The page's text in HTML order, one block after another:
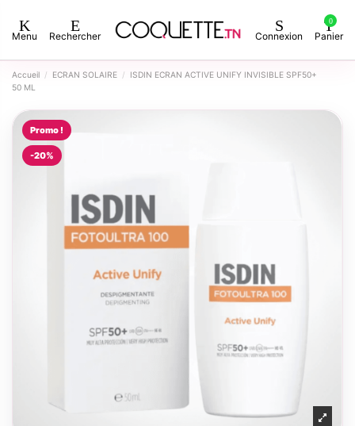
Menu Rechercher Connexion
0
Panier
Accueil ECRAN SOLAIRE
ISDIN ECRAN ACTIVE UNIFY INVISIBLE SPF50+
50 ML
Promo !
-20%